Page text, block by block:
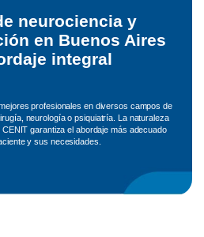
neurociencia y
en Buenos Aires
integral
profesionales en diversos campos de
neurología o psiquiatría. La naturaleza
garantiza el abordaje más adecuado
y sus necesidades.